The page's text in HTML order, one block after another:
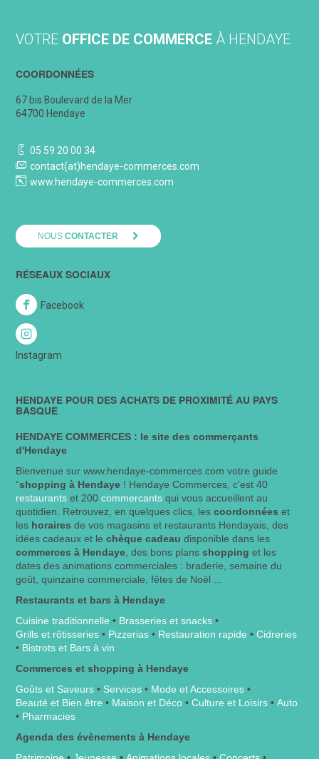
VOTRE OFFICE DE COMMERCE À HENDAYE
COORDONNÉES
67 bis Boulevard de la Mer
64700 Hendaye
05 59 20 00 34
contact(at)hendaye-commerces.com
www.hendaye-commerces.com
NOUSCONTACTER
RÉSEAUX SOCIAUX
Facebook
Instagram
HENDAYE POUR DES ACHATS DE PROXIMITÉ AU PAYS
BASQUE
HENDAYE COMMERCES : le site des commerçants
d'Hendaye
Bienvenue sur www.hendaye-commerces.com votre guide
“shopping à Hendaye ! Hendaye Commerces, c'est 40
restaurants et 200commercants qui vous accueillent au
quotidien. Retrouvez, en quelques clics, lescoordonnéeset
les horairesde vos magasins et restaurants Hendayais, des
idées cadeaux et lechèque cadeaudisponible dans les
commerces à Hendaye , des bons plansshoppinget les
dates des animations commerciales : braderie, semaine du
goût, quinzaine commerciale, fêtes de Noël ...
Restaurants et bars à Hendaye
Cuisine traditionnelle • Brasseries et snacks •
Grills et rôtisseries • Pizzerias • Restauration rapide •Cidreries
• Bistrots et Bars à vin
Commerces et shopping à Hendaye
Goûts et Saveurs • Services • Mode et Accessoires •
Beauté et Bien être • Maison et Déco •Culture et Loisirs •Auto
• Pharmacies
Agenda des évènements à Hendaye